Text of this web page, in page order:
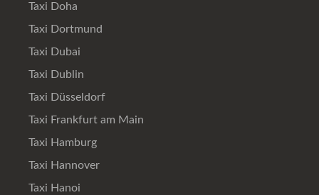
Taxi Doha
Taxi Dortmund
Taxi Dubai
Taxi Dublin
Taxi Düsseldorf
Taxi Frankfurt am Main
Taxi Hamburg
Taxi Hannover
Taxi Hanoi